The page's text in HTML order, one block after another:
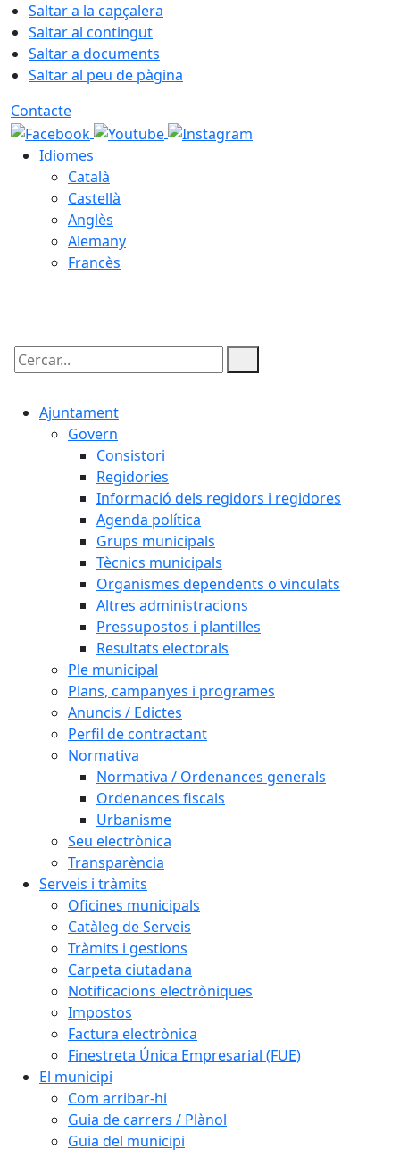
Saltar a la capçalera
Saltar al contingut
Saltar a documents
Saltar al peu de pàgina
Contacte
Idiomes
Català
Castellà
Anglès
Alemany
Francès
Cercar:
Ajuntament
Govern
Consistori
Regidories
Informació dels regidors i regidores
Agenda política
Grups municipals
Tècnics municipals
Organismes dependents o vinculats
Altres administracions
Pressupostos i plantilles
Resultats electorals
Ple municipal
Plans, campanyes i programes
Anuncis / Edictes
Perfil de contractant
Normativa
Normativa / Ordenances generals
Ordenances fiscals
Urbanisme
Seu electrònica
Transparència
Serveis i tràmits
Oficines municipals
Catàleg de Serveis
Tràmits i gestions
Carpeta ciutadana
Notificacions electròniques
Impostos
Factura electrònica
Finestreta Única Empresarial (FUE)
El municipi
Com arribar-hi
Guia de carrers / Plànol
Guia del municipi